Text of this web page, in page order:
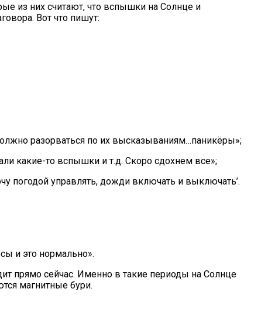
из них считают, что вспышки на Солнце и
Вот что пишут:
разорваться по их высказываниям…паникёры»;
какие-то вспышки и т.д. Скоро сдохнем все»;
погодой управлять, дожди включать и выключать’.
и это нормально».
прямо сейчас. Именно в такие периоды на Солнце
магнитные бури.